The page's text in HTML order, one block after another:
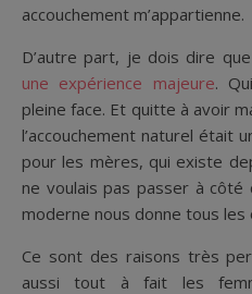
accouchement m’appartienne.
D’autre part, je dois dire
une expérience majeure.
pleine face. Et quitte à avoir
l’accouchement naturel était
pour les mères, qui existe
ne voulais pas passer à côté
moderne nous donne tous
Ce sont des raisons très
aussi tout à fait les